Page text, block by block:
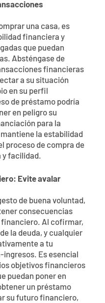
una casa, es
financiera y
que puedan
Absténgase de
financieras
a su situación
en su perfil
de préstamo podría
en peligro su
para la
la estabilidad
proceso de compra de
y facilidad.
Evite avalar
de buena voluntad,
consecuencias
Al cofirmar,
la deuda, y cualquier
a tu
Es esencial
objetivos financieros
puedan poner en
un préstamo
su futuro financiero,